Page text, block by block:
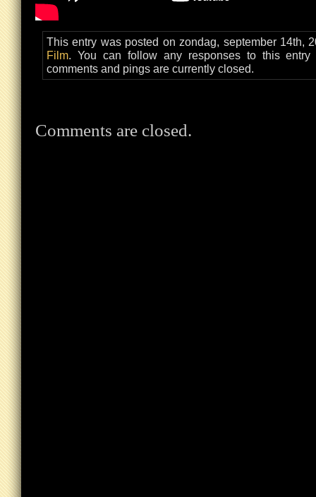
This entry was posted on zondag, september 14th,
Film. You can follow any responses to this
comments and pings are currently closed.
Comments are closed.